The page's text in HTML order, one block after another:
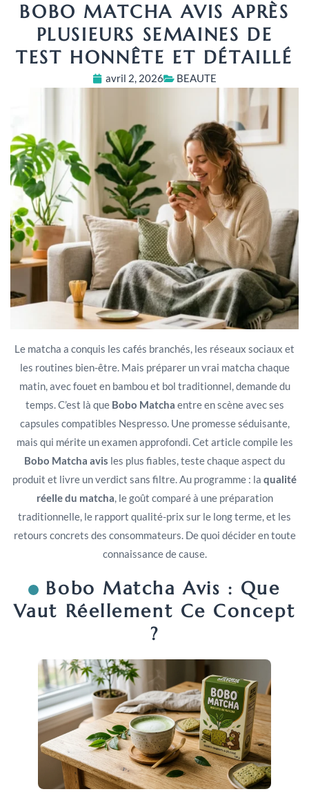
BOBO MATCHA AVIS APRÈS
PLUSIEURS SEMAINES DE
TEST HONNÊTE ET DÉTAILLÉ
avril 2, 2026 BEAUTE
Le matcha a conquis les cafés branchés, les réseaux sociaux et
les routines bien-être. Mais préparer un vrai matcha chaque
matin, avec fouet en bambou et bol traditionnel, demande du
temps. C’est là que Bobo Matcha entre en scène avec ses
capsules compatibles Nespresso. Une promesse séduisante,
mais qui mérite un examen approfondi. Cet article compile les
Bobo Matcha avis les plus fiables, teste chaque aspect du
produit et livre un verdict sans filtre. Au programme : la qualité
réelle du matcha , le goût comparé à une préparation
traditionnelle, le rapport qualité-prix sur le long terme, et les
retours concrets des consommateurs. De quoi décider en toute
connaissance de cause.
Bobo Matcha Avis : Que
Vaut Réellement Ce Concept
?